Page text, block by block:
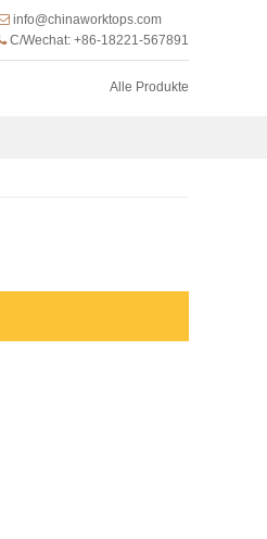
info@chinaworktops.com
C/Wechat: +86-18221-567891
Alle Produkte